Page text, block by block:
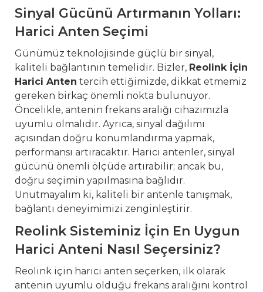
Sinyal Gücünü Artırmanın Yolları:
Harici Anten Seçimi
Günümüz teknolojisinde güçlü bir sinyal,
kaliteli bağlantının temelidir. Bizler, Reolink İçin
Harici Anten tercih ettiğimizde, dikkat etmemiz
gereken birkaç önemli nokta bulunuyor.
Öncelikle, antenin frekans aralığı cihazımızla
uyumlu olmalıdır. Ayrıca, sinyal dağılımı
açısından doğru konumlandırma yapmak,
performansı artıracaktır. Harici antenler, sinyal
gücünü önemli ölçüde artırabilir; ancak bu,
doğru seçimin yapılmasına bağlıdır.
Unutmayalım ki, kaliteli bir antenle tanışmak,
bağlantı deneyimimizi zenginleştirir.
Reolink Sisteminiz İçin En Uygun
Harici Anteni Nasıl Seçersiniz?
Reolink için harici anten seçerken, ilk olarak
antenin uyumlu olduğu frekans aralığını kontrol